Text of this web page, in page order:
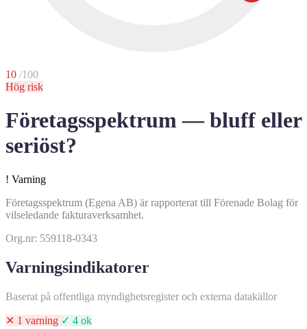
10 /100
Hög risk
Företagsspektrum — bluff eller
seriöst?
! Varning
Företagsspektrum (Egena AB) är rapporterat till Förenade Bolag för
vilseledande fakturaverksamhet.
Org.nr: 559118-0343
Varningsindikatorer
Baserat på offentliga myndighetsregister och externa datakällor
✕ 1 varning ✓ 4 ok